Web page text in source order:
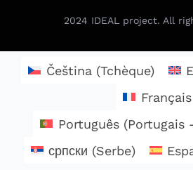
2024 IDEAL project. All
Čeština (Tchèque)
Français
Português(Portugais
српски (Serbe)